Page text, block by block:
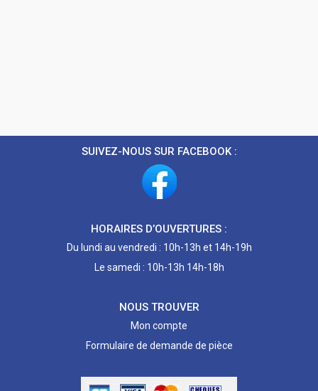
SUIVEZ-NOUS SUR FACEBOOK :
HORAIRES D’OUVERTURES :
Du lundi au vendredi : 10h-13h et 14h-19h
Le samedi : 10h-13h 14h-18h
NOUS TROUVER
Mon compte
Formulaire de demande de pièce